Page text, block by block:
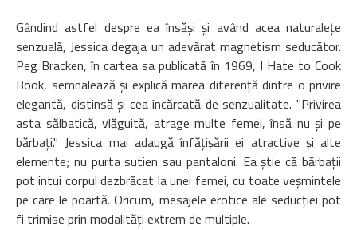
Gândind astfel despre ea însăşi şi având acea naturaleţe
senzuală, Jessica degaja un adevărat magnetism seducător.
Peg Bracken, în cartea sa publicată în 1969, I Hate to Cook
Book, semnalează şi explică marea diferenţă dintre o privire
elegantă, distinsă şi cea încărcată de senzualitate. "Privirea
asta sălbatică, vlăguită, atrage multe femei, însă nu şi pe
bărbaţi." Jessica mai adaugă înfăţişării ei atractive şi alte
elemente; nu purta sutien sau pantaloni. Ea ştie că bărbaţii
pot intui corpul dezbrăcat la unei femei, cu toate veşmintele
pe care le poartă. Oricum, mesajele erotice ale seducţiei pot
fi trimise prin modalităţi extrem de multiple.